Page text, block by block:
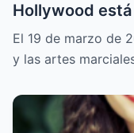
Hollywood
El 19 de marzo de
y las artes